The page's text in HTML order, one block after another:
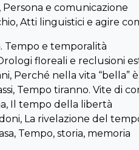
Persona e comunicazione
Atti linguistici e agire
Tempo e temporalità
floreali e reclusioni
Perché nella vita “bella”
Tempo tiranno. Vite di
Il tempo della libertà
La rivelazione del
Tempo, storia, memoria